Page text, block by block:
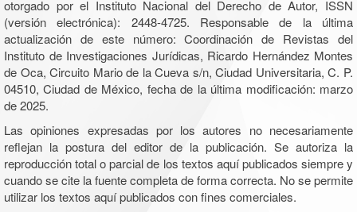
otorgado por el Instituto Nacional del Derecho de Autor, ISSN
(versión electrónica): 2448-4725. Responsable de la última
actualización de este número: Coordinación de Revistas del
Instituto de Investigaciones Jurídicas, Ricardo Hernández Montes
de Oca, Circuito Mario de la Cueva s/n, Ciudad Universitaria, C. P.
04510, Ciudad de México, fecha de la última modificación: marzo
de 2025.
Las opiniones expresadas por los autores no necesariamente
reflejan la postura del editor de la publicación. Se autoriza la
reproducción total o parcial de los textos aquí publicados siempre y
cuando se cite la fuente completa de forma correcta. No se permite
utilizar los textos aquí publicados con fines comerciales.